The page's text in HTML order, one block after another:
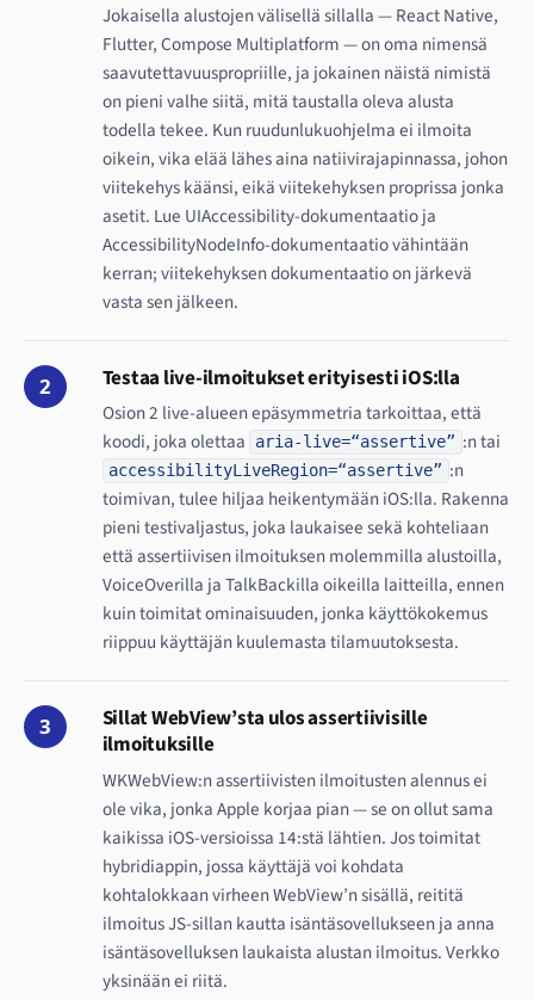
Jokaisella alustojen välisellä sillalla — React Native,
Flutter, Compose Multiplatform — on oma nimensä
saavutettavuuspropriille, ja jokainen näistä nimistä
on pieni valhe siitä, mitä taustalla oleva alusta
todella tekee. Kun ruudunlukuohjelma ei ilmoita
oikein, vika elää lähes aina natiivirajapinnassa, johon
viitekehys käänsi, eikä viitekehyksen proprissa jonka
asetit. Lue UIAccessibility-dokumentaatio ja
AccessibilityNodeInfo-dokumentaatio vähintään
kerran; viitekehyksen dokumentaatio on järkevä
vasta sen jälkeen.
2 Testaa live-ilmoitukset erityisesti iOS:lla
Osion 2 live-alueen epäsymmetria tarkoittaa, että
koodi, joka olettaa
aria-live=“assertive” :n tai
accessibilityLiveRegion=“assertive” :n
toimivan, tulee hiljaa heikentymään iOS:lla. Rakenna
pieni testivaljastus, joka laukaisee sekä kohteliaan
että assertiivisen ilmoituksen molemmilla alustoilla,
VoiceOverilla ja TalkBackilla oikeilla laitteilla, ennen
kuin toimitat ominaisuuden, jonka käyttökokemus
riippuu käyttäjän kuulemasta tilamuutoksesta.
3
Sillat WebView’sta ulos assertiivisille
ilmoituksille
WKWebView:n assertiivisten ilmoitusten alennus ei
ole vika, jonka Apple korjaa pian — se on ollut sama
kaikissa iOS-versioissa 14:stä lähtien. Jos toimitat
hybridiappin, jossa käyttäjä voi kohdata
kohtalokkaan virheen WebView’n sisällä, reititä
ilmoitus JS-sillan kautta isäntäsovellukseen ja anna
isäntäsovelluksen laukaista alustan ilmoitus. Verkko
yksinään ei riitä.